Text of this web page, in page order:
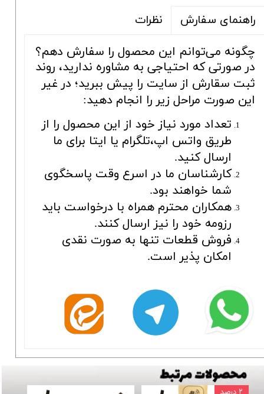
راهنمای سفارش نظرات
چگونه می‌توانم این محصول را سفارش دهم؟
در صورتی که احتیاجی به مشاوره ندارید، روند
ثبت سقارش از سایت را پیش ببرید؛ در غیر
این صورت مراحل زیر را انجام دهید:
تعداد مورد نیاز خود از این محصول را از
طریق واتس اپ،تلگرام یا ایتا برای ما
ارسال کنید.
کارشناسان ما در اسرع وقت پاسخگوی
شما خواهند بود.
همکاران محترم همراه با درخواست باید
رزومه خود را نیز ارسال کنند.
فروش قطعات تنها به صورت نقدی
امکان پذیر است.